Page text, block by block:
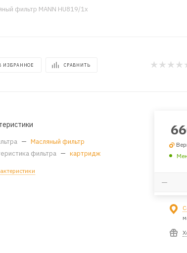
фильтр MANN HU819/1x
ИЗБРАННОЕ СРАВНИТЬ
— Масляный фильтр
фильтра — картридж